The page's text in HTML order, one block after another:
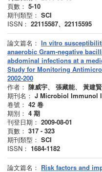
頁數： 5-10
期刊類型： SCI
ISSN： 22115587、22115595
論文篇名： In vitro
anaerobic Gram-negative
abdominal infections at a
Study for Monitoring
2002-200
作者： 陳威宇、 張藏能、 黃建賢
期刊名： J Microbiol Immunol
卷號： 42 卷
期別： 4 期
刊登日期： 2009-08-01
頁數： 317 - 323
期刊類型： SCI
ISSN： 1684-1182
論文篇名： Risk factors and